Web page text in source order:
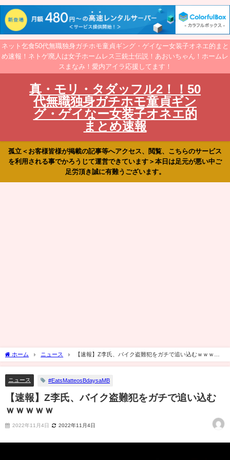
ネット乞食50代無職独身ガチホモ童貞ギング・ゲイなー女装子オネエ的まと
め速報！ネトゲ廃人は女子ホームレス三銃士伝説！あおいちゃん！ホームレ
スまなみ！愛内アイラ応援してます！
真・モリ・タダッフル2！！50
代無職独身ガチホモ童貞ギン
グ・ゲイなー女装子オネエ的
まとめ速報
孤立＜お客様皆様が掲載の記事等へアクセス、閲覧、こちらのサービス
を利用される事でかろうじて運営できています＞本日は足元が悪い中ご
足労頂き誠に有難うございます。
ホーム ニュース
【速報】Z李氏、バイク盗難犯をガチで追い込むｗｗｗｗ
ｗ
ニュース #EatsMatteosBdaysaMB
【速報】Z李氏、バイク盗難犯をガチで追い込む
ｗｗｗｗｗ
2022年11月4日 2022年11月4日